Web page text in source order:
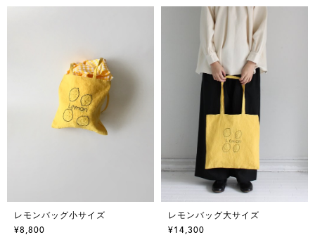
レモンバッグ小サイズ
¥8,800
レモンバッグ大サイズ
¥14,300